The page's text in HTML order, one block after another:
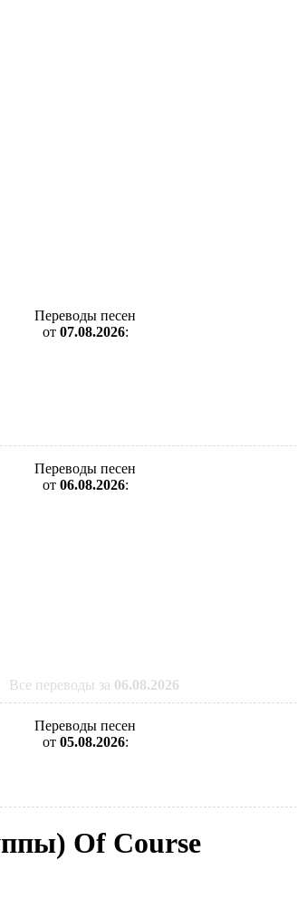
Переводы песен
от 07.08.2026:
Переводы песен
от 06.08.2026:
Все переводы за 06.08.2026
Переводы песен
от 05.08.2026:
Of Course